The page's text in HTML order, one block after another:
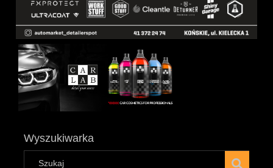
Wyszukiwarka